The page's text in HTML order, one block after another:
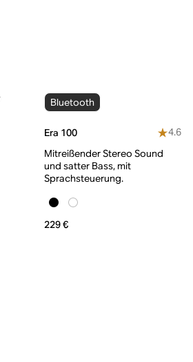
Bluetooth
Era 100
4.6
Mitreißender Stereo Sound
und satter Bass, mit
Sprachsteuerung.
229 €